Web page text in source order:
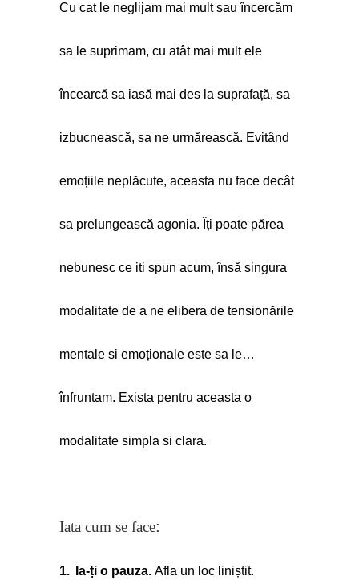
Cu cat le neglijam mai mult sau încercăm
sa le suprimam, cu atât mai mult ele
încearcă sa iasă mai des la suprafață, sa
izbucnească, sa ne urmărească. Evitând
emoțiile neplăcute, aceasta nu face decât
sa prelungească agonia. Îți poate părea
nebunesc ce iti spun acum, însă singura
modalitate de a ne elibera de tensionările
mentale si emoționale este sa le…
înfruntam. Exista pentru aceasta o
modalitate simpla si clara.
Iata cum se face:
1. Ia-ți o pauza. Afla un loc liniștit.